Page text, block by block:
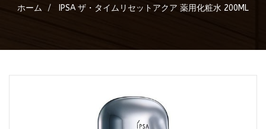
ホーム IPSA ザ・タイムリセットアクア 薬用化粧水 200ML